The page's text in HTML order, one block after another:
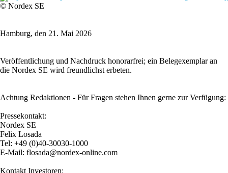
© Nordex SE
Hamburg, den 21. Mai 2026
Veröffentlichung und Nachdruck honorarfrei; ein Belegexemplar an
die Nordex SE wird freundlichst erbeten.
Achtung Redaktionen - Für Fragen stehen Ihnen gerne zur Verfügung:
Pressekontakt:
Nordex SE
Felix Losada
Tel: +49 (0)40-30030-1000
E-Mail: flosada@nordex-online.com
Kontakt Investoren: